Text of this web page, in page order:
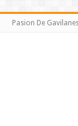
Pasion De